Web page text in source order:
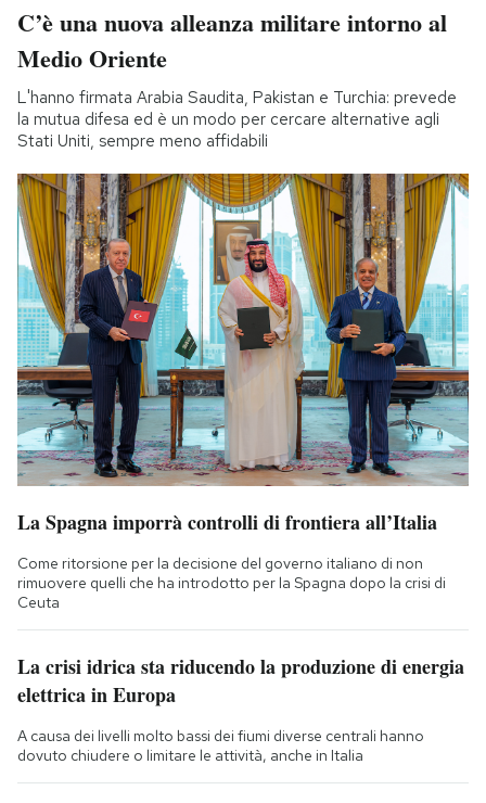
C’è una nuova alleanza militare intorno al
Medio Oriente
L'hanno firmata Arabia Saudita, Pakistan e Turchia: prevede
la mutua difesa ed è un modo per cercare alternative agli
Stati Uniti, sempre meno affidabili
La Spagna imporrà controlli di frontiera all’Italia
Come ritorsione per la decisione del governo italiano di non
rimuovere quelli che ha introdotto per la Spagna dopo la crisi di
Ceuta
La crisi idrica sta riducendo la produzione di energia
elettrica in Europa
A causa dei livelli molto bassi dei fiumi diverse centrali hanno
dovuto chiudere o limitare le attività, anche in Italia